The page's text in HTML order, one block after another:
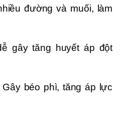
đường và muối, làm
gây tăng huyết áp đột
Gây béo phì, tăng áp lực